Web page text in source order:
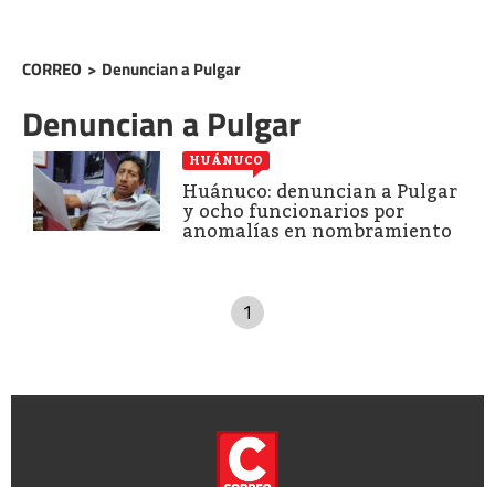
CORREO > Denuncian a Pulgar
Denuncian a Pulgar
HUÁNUCO
Huánuco: denuncian a Pulgar
y ocho funcionarios por
anomalías en nombramiento
1